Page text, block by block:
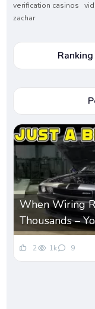
verification casinos
zachar
When Wiring
Thousands –
2 1k 9